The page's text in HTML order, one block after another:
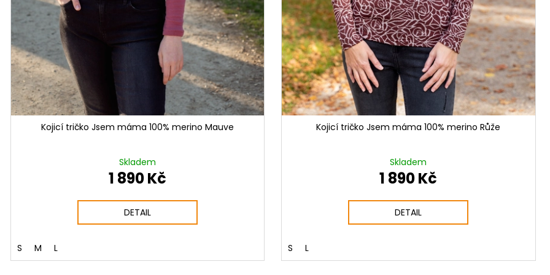
Kojicí tričko Jsem máma 100% merino Mauve
Skladem
1 890 Kč
DETAIL
S M L
Kojicí tričko Jsem máma 100% merino Růže
Skladem
1 890 Kč
DETAIL
S L